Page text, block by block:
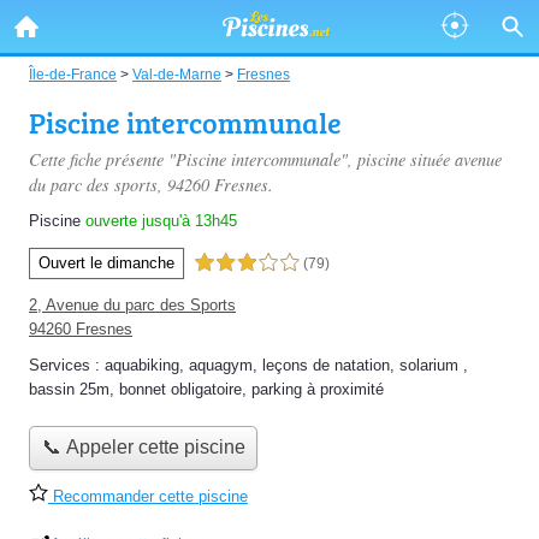
Île-de-France > Val-de-Marne > Fresnes
Piscine intercommunale
Cette fiche présente "Piscine intercommunale", piscine située avenue
du parc des sports, 94260 Fresnes.
Piscine ouverte jusqu'à 13h45
Ouvert le dimanche 3,0 étoiles sur 5 (79)
2, Avenue du parc des Sports
94260 Fresnes
Services : aquabiking, aquagym, leçons de natation, solarium ,
bassin 25m, bonnet obligatoire, parking à proximité
📞 Appeler cette piscine
Recommander cette piscine